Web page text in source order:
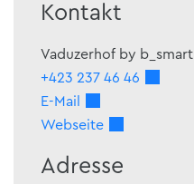
Kontakt
Vaduzerhof by b_smart
+423 237 46 46
E-Mail
Webseite
Adresse